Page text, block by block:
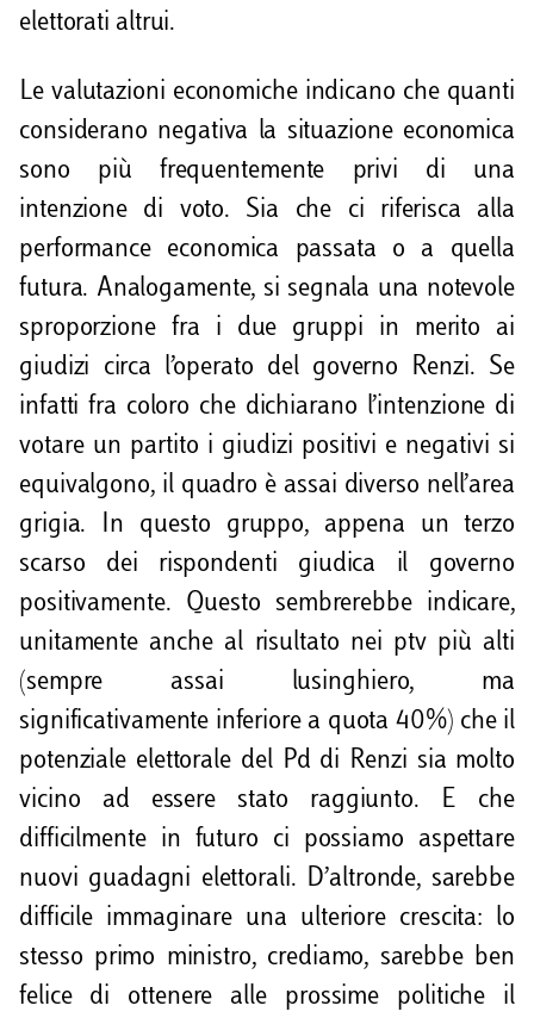
elettorati altrui.
Le valutazioni economiche indicano che quanti
considerano negativa la situazione economica
sono più frequentemente privi di una
intenzione di voto. Sia che ci riferisca alla
performance economica passata o a quella
futura. Analogamente, si segnala una notevole
sproporzione fra i due gruppi in merito ai
giudizi circa l’operato del governo Renzi. Se
infatti fra coloro che dichiarano l’intenzione di
votare un partito i giudizi positivi e negativi si
equivalgono, il quadro è assai diverso nell’area
grigia. In questo gruppo, appena un terzo
scarso dei rispondenti giudica il governo
positivamente. Questo sembrerebbe indicare,
unitamente anche al risultato nei ptv più alti
(sempre assai lusinghiero, ma
significativamente inferiore a quota 40%) che il
potenziale elettorale del Pd di Renzi sia molto
vicino ad essere stato raggiunto. E che
difficilmente in futuro ci possiamo aspettare
nuovi guadagni elettorali. D’altronde, sarebbe
difficile immaginare una ulteriore crescita: lo
stesso primo ministro, crediamo, sarebbe ben
felice di ottenere alle prossime politiche il